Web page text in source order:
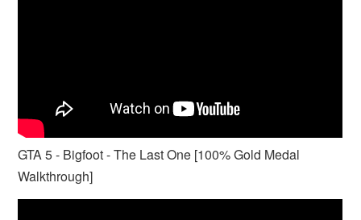
GTA 5 - Bigfoot - The Last One [100% Gold Medal
Walkthrough]